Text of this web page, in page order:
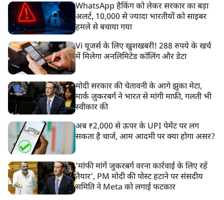
WhatsApp हैकिंग को लेकर सरकार का बड़ा
अलर्ट, 10,000 से ज्यादा भारतीयों को साइबर
हमले से बचाया गया
Vi यूजर्स के लिए खुशखबरी! 288 रुपये के खर्च
में मिलेगा अनलिमिटेड कॉलिंग और डेटा
मोदी सरकार की चेतावनी के आगे झुका मेटा,
मार्क ज़ुकरबर्ग ने भारत से मांगी माफ़ी, गलती भी
स्वीकार की
अब ₹2,000 से ऊपर के UPI पेमेंट पर लग
सकता है चार्ज, आम आदमी पर क्या होगा असर?
‘मांफी मांगें जुकरबर्ग वरना कार्रवाई के लिए रहें
तैयार’, PM मोदी की पोस्ट हटाने पर संसदीय
समिति ने Meta को लगाई फटकार